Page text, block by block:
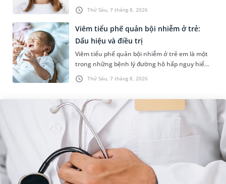
Thứ Sáu, 7 tháng 8, 2026
sự cân đối của khuôn mặt. Do đó, cần khắc
phục sớm tình trạng này để...
Thứ Sáu, 7 tháng 8, 2026
Viêm tiểu phế quản bội nhiễm ở trẻ:
Dấu hiệu và điều trị
Viêm tiểu phế quản bội nhiễm ở trẻ em là một
trong những bệnh lý đường hô hấp nguy hiểm,
thường bùng phát vào thời điểm giao mùa. Khi
những tổn thương ban đầ...